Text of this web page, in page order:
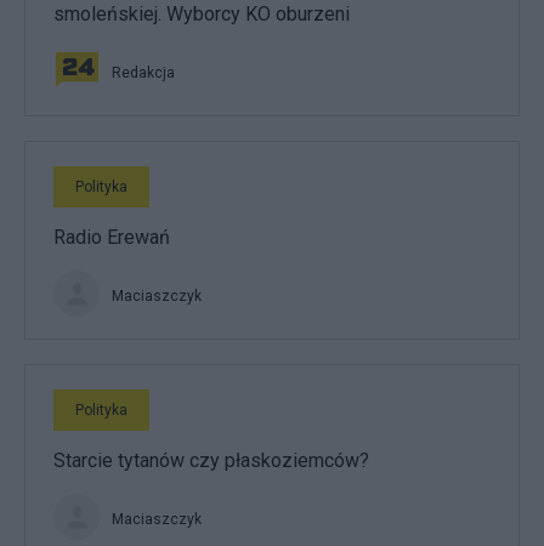
smoleńskiej. Wyborcy KO oburzeni
Redakcja
Polityka
Radio Erewań
Maciaszczyk
Polityka
Starcie tytanów czy płaskoziemców?
Maciaszczyk